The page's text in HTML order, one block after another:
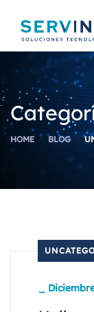
HOME BLOG